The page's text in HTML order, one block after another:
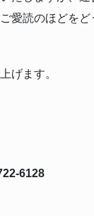
愛読のほどを
げます。
6128